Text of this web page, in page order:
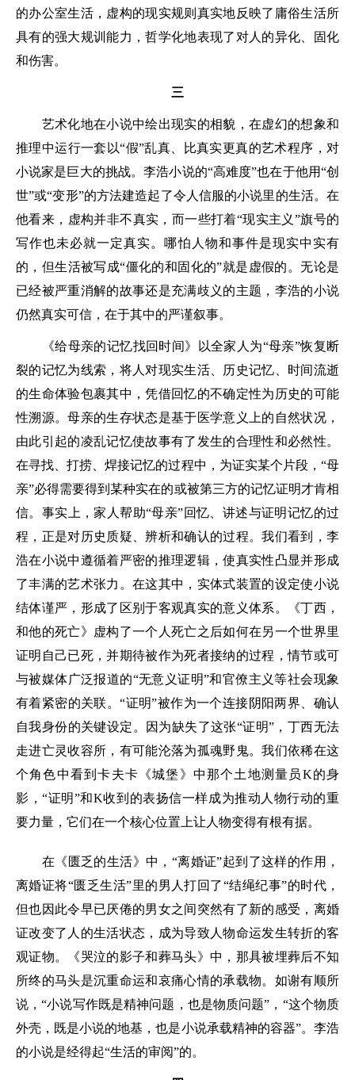
的办公室生活，虚构的现实规则真实地反映了庸俗生活所
具有的强大规训能力，哲学化地表现了对人的异化、固化
和伤害。
三
艺术化地在小说中绘出现实的相貌，在虚幻的想象和
推理中运行一套以“假”乱真、比真实更真的艺术程序，对
小说家是巨大的挑战。李浩小说的“高难度”也在于他用“创
世”或“变形”的方法建造起了令人信服的小说里的生活。在
他看来，虚构并非不真实，而一些打着“现实主义”旗号的
写作也未必就一定真实。哪怕人物和事件是现实中实有
的，但生活被写成“僵化的和固化的”就是虚假的。无论是
已经被严重消解的故事还是充满歧义的主题，李浩的小说
仍然真实可信，在于其中的严谨叙事。
《给母亲的记忆找回时间》以全家人为“母亲”恢复断
裂的记忆为线索，将人对现实生活、历史记忆、时间流逝
的生命体验包裹其中，凭借回忆的不确定性为历史的可能
性溯源。母亲的生存状态是基于医学意义上的自然状况，
由此引起的凌乱记忆使故事有了发生的合理性和必然性。
在寻找、打捞、焊接记忆的过程中，为证实某个片段，“母
亲”必得需要得到某种实在的或被第三方的记忆证明才肯相
信。事实上，家人帮助“母亲”回忆、讲述与证明记忆的过
程，正是对历史质疑、辨析和确认的过程。我们看到，李
浩在小说中遵循着严密的推理逻辑，使真实性凸显并形成
了丰满的艺术张力。在这其中，实体式装置的设定使小说
结体谨严，形成了区别于客观真实的意义体系。《丁西，
和他的死亡》虚构了一个人死亡之后如何在另一个世界里
证明自己已死，并期待被作为死者接纳的过程，情节或可
与被媒体广泛报道的“无意义证明”和官僚主义等社会现象
有着紧密的关联。“证明”被作为一个连接阴阳两界、确认
自我身份的关键设定。因为缺失了这张“证明”，丁西无法
走进亡灵收容所，有可能沦落为孤魂野鬼。我们依稀在这
个角色中看到卡夫卡《城堡》中那个土地测量员K的身
影，“证明”和K收到的表扬信一样成为推动人物行动的重
要力量，它们在一个核心位置上让人物变得有根有据。
在《匮乏的生活》中，“离婚证”起到了这样的作用，
离婚证将“匮乏生活”里的男人打回了“结绳纪事”的时代，
但也因此令早已厌倦的男女之间突然有了新的感受，离婚
证改变了人的生活状态，成为导致人物命运发生转折的客
观证物。《哭泣的影子和葬马头》中，那具被埋葬后不知
所终的马头是沉重命运和哀痛心情的承载物。如谢有顺所
说，“小说写作既是精神问题，也是物质问题”，“这个物质
外壳，既是小说的地基，也是小说承载精神的容器”。李浩
的小说是经得起“生活的审阅”的。